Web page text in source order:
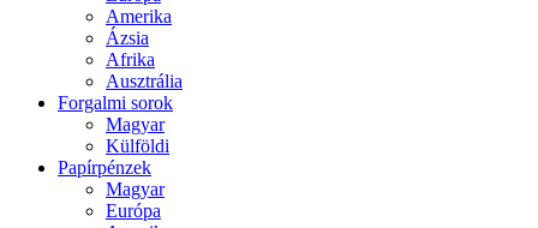
Amerika
Ázsia
Afrika
Ausztrália
Forgalmi sorok
Magyar
Külföldi
Papírpénzek
Magyar
Európa